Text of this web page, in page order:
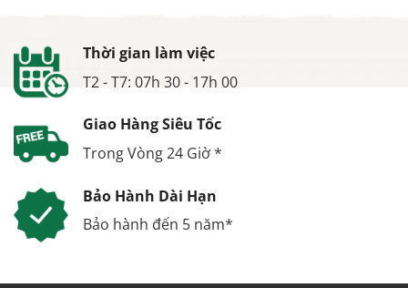
Thời gian làm việc
T2 - T7: 07h 30 - 17h 00
Giao Hàng Siêu Tốc
Trong Vòng 24 Giờ *
Bảo Hành Dài Hạn
Bảo hành đến 5 năm*